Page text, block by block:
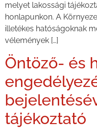
melyet lakossági
honlapunkon. A
illetékes hatóságoknak
vélemények […]
Öntöző- és
tájékoztató